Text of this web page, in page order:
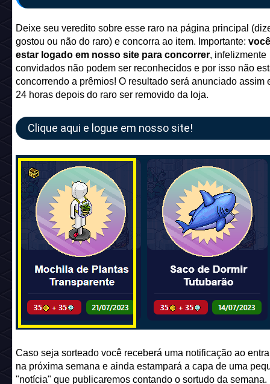
Deixe seu veredito sobre esse raro na página principal
gostou ou não do raro) e concorra ao item. Importante:
estar logado em nosso site para concorrer, infelizmente
convidados não podem ser reconhecidos e por isso não
concorrendo a prêmios! O resultado será anunciado assim
24 horas depois do raro ser removido da loja.
Clique aqui e logue em nosso site!
Caso seja sorteado você receberá uma notificação ao
na próxima semana e ainda estampará a capa de uma
"notícia" que publicaremos contando o sortudo da semana.